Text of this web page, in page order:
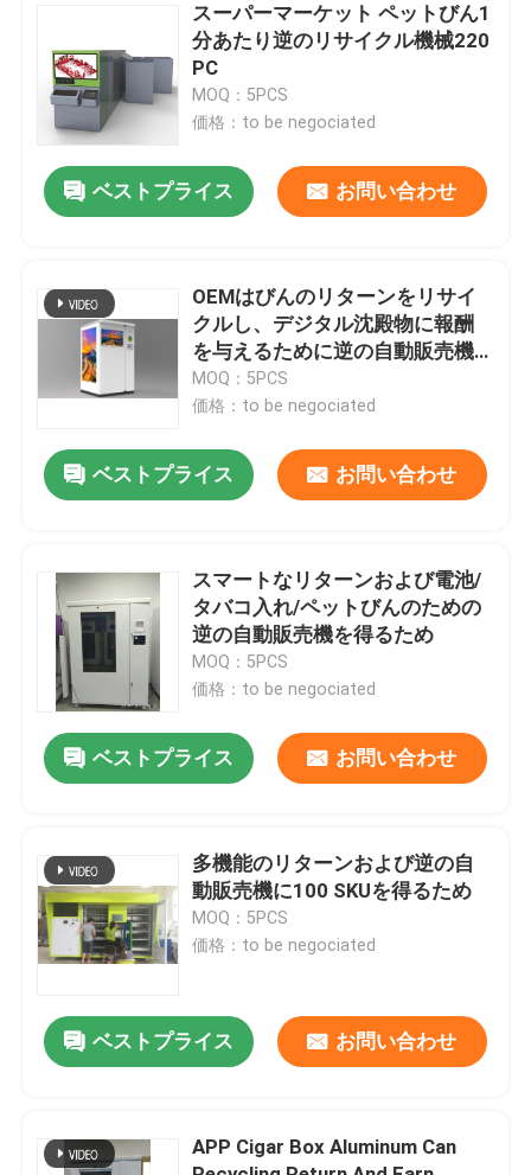
家へ
ビデオ
わたしたち に つい て
工場 ツアー
品質管理
連絡 ください
ニュース
引金 を 求め て ください
スーパーマーケット ペットびん1
分あたり逆のリサイクル機械220
PC
MOQ：5PCS
価格：to be negociated
ベストプライス お問い合わせ
OEMはびんのリターンをリサイ
クルし、デジタル沈殿物に報酬
を与えるために逆の自動販売機
を得る
MOQ：5PCS
価格：to be negociated
ベストプライス お問い合わせ
スマートなリターンおよび電池/
タバコ入れ/ペットびんのための
逆の自動販売機を得るため
MOQ：5PCS
価格：to be negociated
ベストプライス お問い合わせ
多機能のリターンおよび逆の自
動販売機に100 SKUを得るため
MOQ：5PCS
価格：to be negociated
ベストプライス お問い合わせ
APP Cigar Box Aluminum Can